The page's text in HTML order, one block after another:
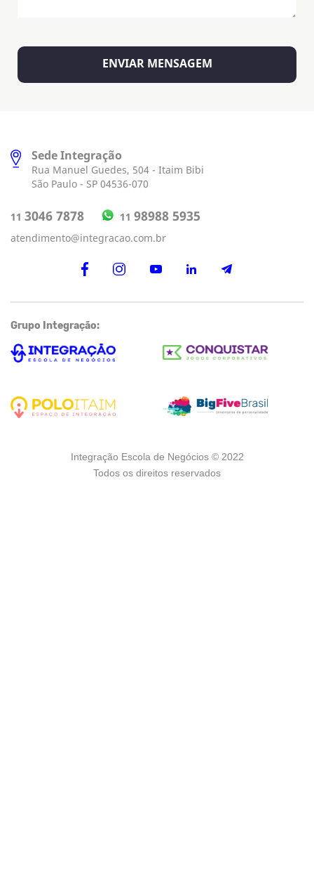
Sede Integração
Rua Manuel Guedes, 504 - Itaim Bibi
São Paulo - SP 04536-070
11 3046 7878 11 98988 5935
atendimento@integracao.com.br
Grupo Integração:
Integração Escola de Negócios © 2022
Todos os direitos reservados